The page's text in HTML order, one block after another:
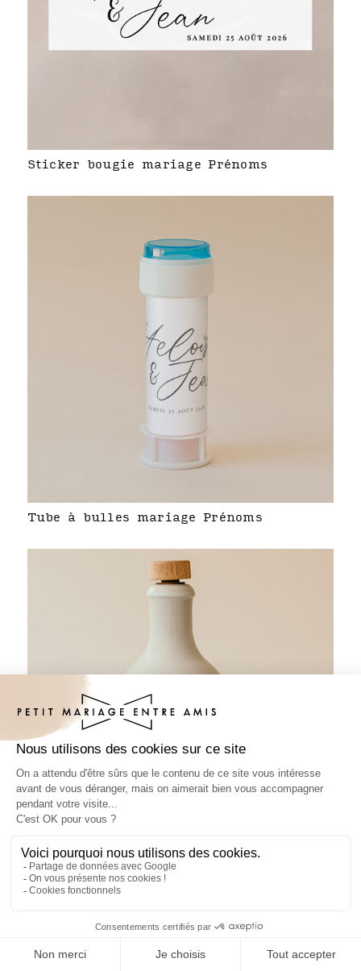
Sticker bougie mariage Prénoms
Tube à bulles mariage Prénoms
Sticker bouteille mariage Prénoms